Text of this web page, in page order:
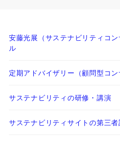
安藤光展（サステナビリティコ
ル
定期アドバイザリー（顧問型コン
サステナビリティの研修・講演
サステナビリティサイトの第三者